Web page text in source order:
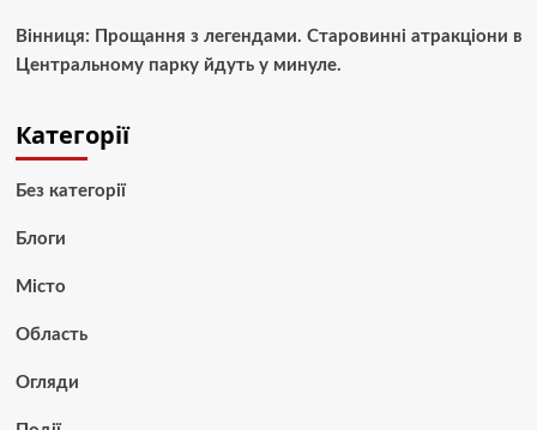
Вінниця: Прощання з легендами. Старовинні атракціони в
Центральному парку йдуть у минуле.
Категорії
Без категорії
Блоги
Місто
Область
Огляди